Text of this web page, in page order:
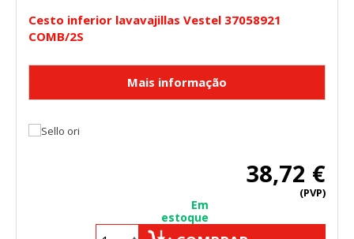
Cesto inferior lavavajillas Vestel 37058921
COMB/2S
38,72 €
(PVP)
Em
estoque